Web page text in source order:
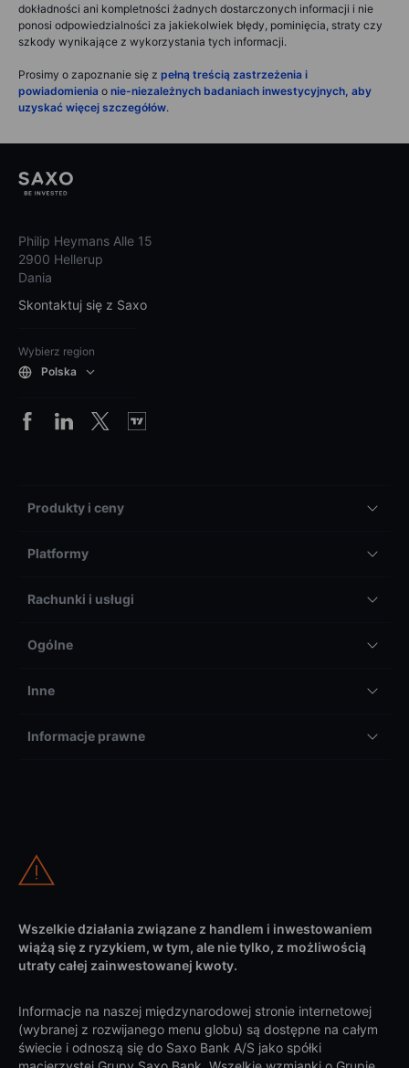
dokładności ani kompletności żadnych dostarczonych informacji i nie
ponosi odpowiedzialności za jakiekolwiek błędy, pominięcia, straty czy
szkody wynikające z wykorzystania tych informacji.
Prosimy o zapoznanie się z pełną treścią zastrzeżenia i
powiadomienia o nie-niezależnych badaniach inwestycyjnych, aby
uzyskać więcej szczegółów.
Philip Heymans Alle 15
2900 Hellerup
Dania
Skontaktuj się z Saxo
Wybierz region
Polska
Produkty i ceny
Platformy
Rachunki i usługi
Ogólne
Inne
Informacje prawne
Wszelkie działania związane z handlem i inwestowaniem
wiążą się z ryzykiem, w tym, ale nie tylko, z możliwością
utraty całej zainwestowanej kwoty.
Informacje na naszej międzynarodowej stronie internetowej
(wybranej z rozwijanego menu globu) są dostępne na całym
świecie i odnoszą się do Saxo Bank A/S jako spółki